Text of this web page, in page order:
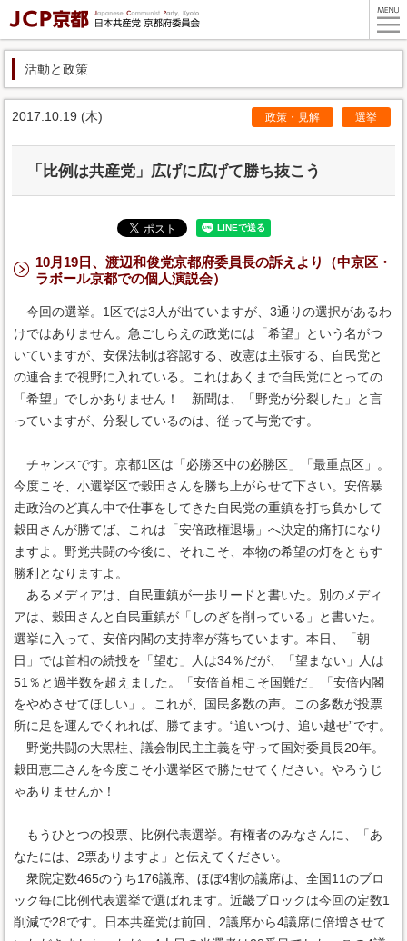
活動と政策
2017.10.19 (木) 政策・見解 選挙
「比例は共産党」広げに広げて勝ち抜こう
10月19日、渡辺和俊党京都府委員長の訴えより（中京区・
ラボール京都での個人演説会）
今回の選挙。1区では3人が出ていますが、3通りの選択があるわ
けではありません。急ごしらえの政党には「希望」という名がつ
いていますが、安保法制は容認する、改憲は主張する、自民党と
の連合まで視野に入れている。これはあくまで自民党にとっての
「希望」でしかありません！ 新聞は、「野党が分裂した」と言
っていますが、分裂しているのは、従って与党です。
チャンスです。京都1区は「必勝区中の必勝区」「最重点区」。
今度こそ、小選挙区で穀田さんを勝ち上がらせて下さい。安倍暴
走政治のど真ん中で仕事をしてきた自民党の重鎮を打ち負かして
穀田さんが勝てば、これは「安倍政権退場」へ決定的痛打になり
ますよ。野党共闘の今後に、それこそ、本物の希望の灯をともす
勝利となりますよ。
あるメディアは、自民重鎮が一歩リードと書いた。別のメディ
アは、穀田さんと自民重鎮が「しのぎを削っている」と書いた。
選挙に入って、安倍内閣の支持率が落ちています。本日、「朝
日」では首相の続投を「望む」人は34％だが、「望まない」人は
51％と過半数を超えました。「安倍首相こそ国難だ」「安倍内閣
をやめさせてほしい」。これが、国民多数の声。この多数が投票
所に足を運んでくれれば、勝てます。“追いつけ、追い越せ”です。
野党共闘の大黒柱、議会制民主主義を守って国対委員長20年。
穀田恵二さんを今度こそ小選挙区で勝たせてください。やろうじ
ゃありませんか！
もうひとつの投票、比例代表選挙。有権者のみなさんに、「あ
なたには、2票ありますよ」と伝えてください。
衆院定数465のうち176議席、ほぼ4割の議席は、全国11のブロ
ック毎に比例代表選挙で選ばれます。近畿ブロックは今回の定数1
削減で28です。日本共産党は前回、2議席から4議席に倍増させて